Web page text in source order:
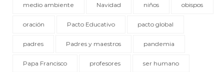
medio ambiente Navidad niños obispos
oración Pacto Educativo pacto global
padres Padres y maestros pandemia
Papa Francisco profesores ser humano